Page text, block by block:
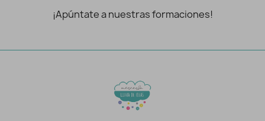
¡Apúntate a nuestras formaciones!